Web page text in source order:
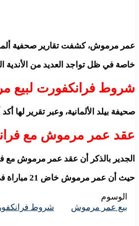
عمر مرموش، كشفت تقارير صحفية
خاصة في ظل تواجد العديد من الأندية
شروط فرانكفورت لبيع
صحيفة بيلد الألمانية، وعبر تقرير لها أكد
عقد عمر مرموش مع
الجدير بالذكر أن عقد عمر مرموش مع فرانكفورت حتى صيف عام 2027، وشهد الموسم الحالي
حيث أن عمر مرموش خاض 21 مباراة في الموسم الحالي من الدوري الألماني، سجل 10 أهداف وصنع 6 تمريرات.
الوسوم
بيع عمر مرموش
شروط